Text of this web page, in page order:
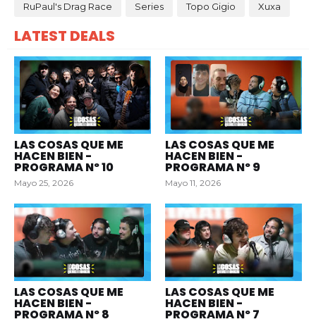
RuPaul's Drag Race Series Topo Gigio Xuxa
LATEST DEALS
LAS COSAS QUE ME
HACEN BIEN -
PROGRAMA Nº 10
Mayo 25, 2026
LAS COSAS QUE ME
HACEN BIEN -
PROGRAMA Nº 9
Mayo 11, 2026
LAS COSAS QUE ME
HACEN BIEN -
PROGRAMA Nº 8
LAS COSAS QUE ME
HACEN BIEN -
PROGRAMA Nº 7